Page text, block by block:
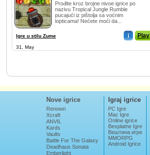
Prođite kroz brojne nivoe igrice po
nazivu Tropical Jungle Rumble
pucajući iz pištolja sa voćnim
lopticama! Nećete moći da...
Igre u stilu Zume i Play
31, May
Nove igrice
Renown
Xcraft
ANVIL
Kards
Vaults
Battle For The Galaxy
Deadhaus Sonata
Emberlight
Igraj igrice
PC Igre
Mac Igre
Online igrice
Besplatne Igre
Вештина игре
MMORPG
Android Igrice